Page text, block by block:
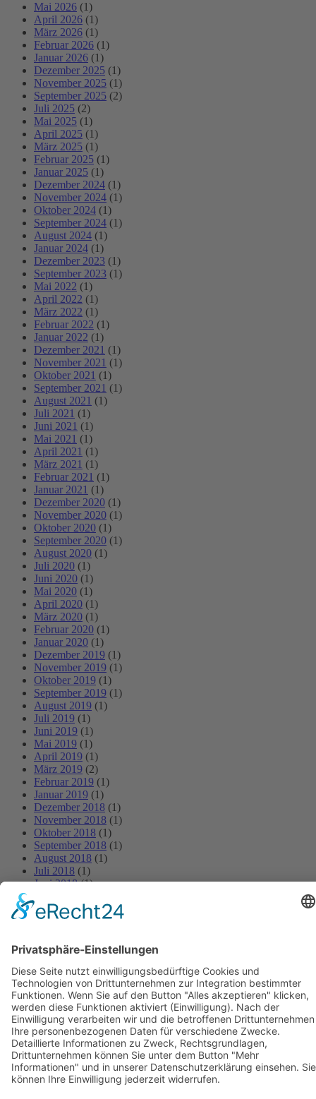
Mai 2026 (1)
April 2026 (1)
März 2026 (1)
Februar 2026 (1)
Januar 2026 (1)
Dezember 2025 (1)
November 2025 (1)
September 2025 (2)
Juli 2025 (2)
Mai 2025 (1)
April 2025 (1)
März 2025 (1)
Februar 2025 (1)
Januar 2025 (1)
Dezember 2024 (1)
November 2024 (1)
Oktober 2024 (1)
September 2024 (1)
August 2024 (1)
Januar 2024 (1)
Dezember 2023 (1)
September 2023 (1)
Mai 2022 (1)
April 2022 (1)
März 2022 (1)
Februar 2022 (1)
Januar 2022 (1)
Dezember 2021 (1)
November 2021 (1)
Oktober 2021 (1)
September 2021 (1)
August 2021 (1)
Juli 2021 (1)
Juni 2021 (1)
Mai 2021 (1)
April 2021 (1)
März 2021 (1)
Februar 2021 (1)
Januar 2021 (1)
Dezember 2020 (1)
November 2020 (1)
Oktober 2020 (1)
September 2020 (1)
August 2020 (1)
Juli 2020 (1)
Juni 2020 (1)
Mai 2020 (1)
April 2020 (1)
März 2020 (1)
Februar 2020 (1)
Januar 2020 (1)
Dezember 2019 (1)
November 2019 (1)
Oktober 2019 (1)
September 2019 (1)
August 2019 (1)
Juli 2019 (1)
Juni 2019 (1)
Mai 2019 (1)
April 2019 (1)
März 2019 (2)
Februar 2019 (1)
Januar 2019 (1)
Dezember 2018 (1)
November 2018 (1)
Oktober 2018 (1)
September 2018 (1)
August 2018 (1)
Juli 2018 (1)
Juni 2018(1)
April 2018 (1)
März 2018(1)
Januar 2018(1)
BIOSWING Sitzsysteme
BIOSWING Therapiesysteme
BIOSWING Trainingssysteme
Kontakt
Impressum
AGB
Datenschutz
Français
English